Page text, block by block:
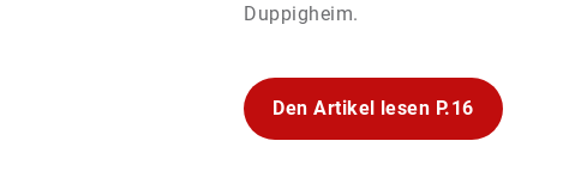
Duppigheim.
Den Artikel lesen P.16